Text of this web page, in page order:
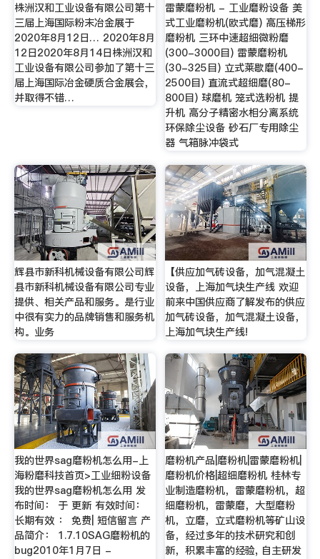
株洲汉和工业设备有限公司第十
三届上海国际粉末冶金展于
2020年8月12日… 2020年8月
12日2020年8月14日株洲汉和
工业设备有限公司参加了第十三
届上海国际冶金硬质合金展会，
并取得不错…
雷蒙磨粉机 - 工业磨粉设备 美
式工业磨粉机(欧式磨) 高压梯形
磨粉机 三环中速超细微粉磨
(300-3000目) 雷蒙磨粉机
(30-325目) 立式莱歇磨(400-
2500目) 直流式超细磨(80-
800目) 球磨机 笼式选粉机 提
升机 高分子精密水相分离系统
环保除尘设备 砂石厂专用除尘
器 气箱脉冲袋式
辉县市新科机械设备有限公司辉
县市新科机械设备有限公司专业
提供、相关产品和服务。是行业
中很有实力的品牌销售和服务机
构。业务
【供应加气砖设备，加气混凝土
设备，上海加气块生产线 欢迎
前来中国供应商了解发布的供应
加气砖设备，加气混凝土设备，
上海加气块生产线!
我的世界sag磨粉机怎么用-上
海粉磨科技首页>工业细粉设备
我的世界sag磨粉机怎么用 发
布时间： 于 更新 有效时间：
长期有效 ： 免费| 短信留言 产
品简介： 1.7.10SAG磨粉机的
bug2010年1月7日 -
磨粉机产品|磨粉机|雷蒙磨粉机|
磨粉机价格|超细磨粉机 桂林专
业制造磨粉机，雷蒙磨粉机，超
细磨粉机，雷蒙磨，大型磨粉
机，立磨，立式磨粉机等矿山设
备，经过多年的技术研究和创
新，积累丰富的经验, 自主研发